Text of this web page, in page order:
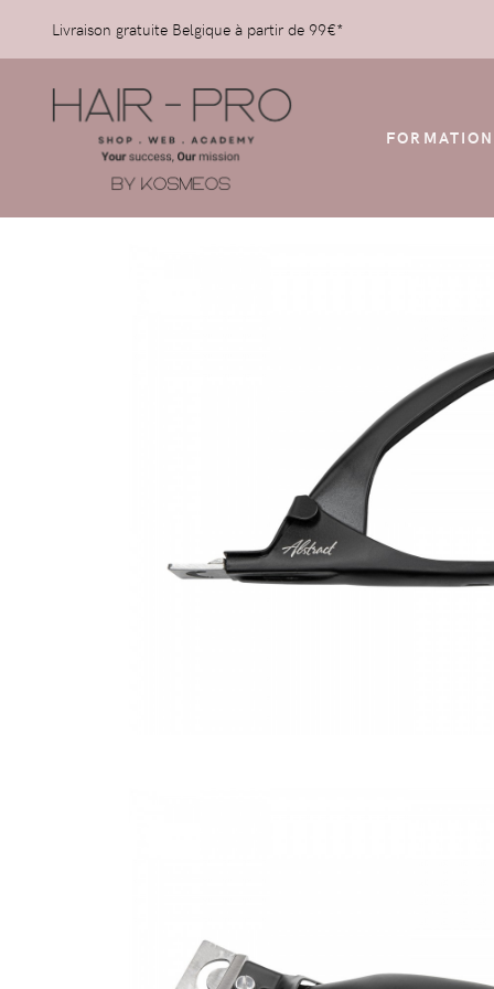
Livraison gratuite Belgique à partir de 99€*